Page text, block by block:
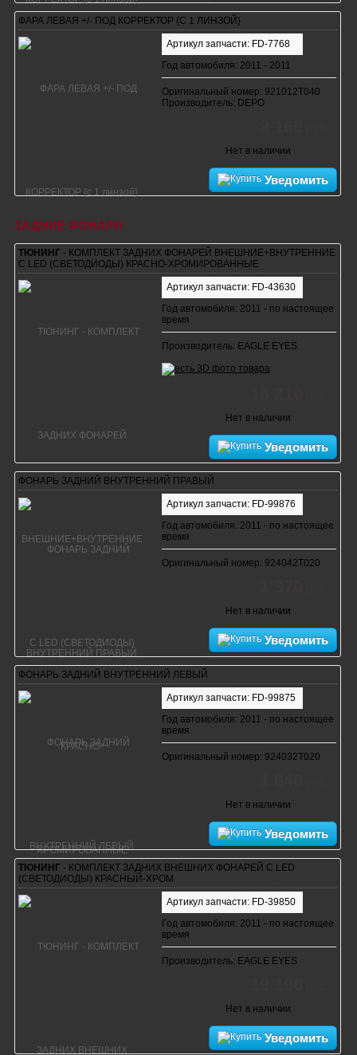
ФАРА ЛЕВАЯ +/- ПОД КОРРЕКТОР {С 1 ЛИНЗОЙ}
Артикул запчасти: FD-7768
Год автомобиля: 2011 - 2011
Оригинальный номер: 921012T040
Производитель: DEPO
Нет в наличии
Уведомить
ЗАДНИЕ ФОНАРИ
ТЮНИНГ- КОМПЛЕКТ ЗАДНИХ ФОНАРЕЙ ВНЕШНИЕ+ВНУТРЕННИЕ
С LED (СВЕТОДИОДЫ) КРАСНО-ХРОМИРОВАННЫЕ
Артикул запчасти: FD-43630
Год автомобиля: 2011 - по настоящее
время
Производитель: EAGLE EYES
Нет в наличии
Уведомить
ФОНАРЬ ЗАДНИЙ ВНУТРЕННИЙ ПРАВЫЙ
Артикул запчасти: FD-99876
Год автомобиля: 2011 - по настоящее
время
Оригинальный номер: 924042T020
Нет в наличии
Уведомить
ФОНАРЬ ЗАДНИЙ ВНУТРЕННИЙ ЛЕВЫЙ
Артикул запчасти: FD-99875
Год автомобиля: 2011 - по настоящее
время
Оригинальный номер: 924032T020
Нет в наличии
Уведомить
ТЮНИНГ- КОМПЛЕКТ ЗАДНИХ ВНЕШНИХ ФОНАРЕЙ С LED
(СВЕТОДИОДЫ) КРАСНЫЙ-XРОМ
Артикул запчасти: FD-39850
Год автомобиля: 2011 - по настоящее
время
Производитель: EAGLE EYES
Нет в наличии
Уведомить